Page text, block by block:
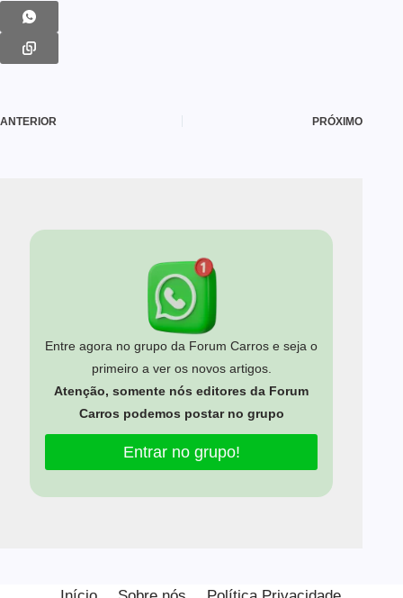
ANTERIOR PRÓXIMO
Entre agora no grupo da Forum Carros e seja o
primeiro a ver os novos artigos.
Atenção, somente nós editores da Forum
Carros podemos postar no grupo
Entrar no grupo!